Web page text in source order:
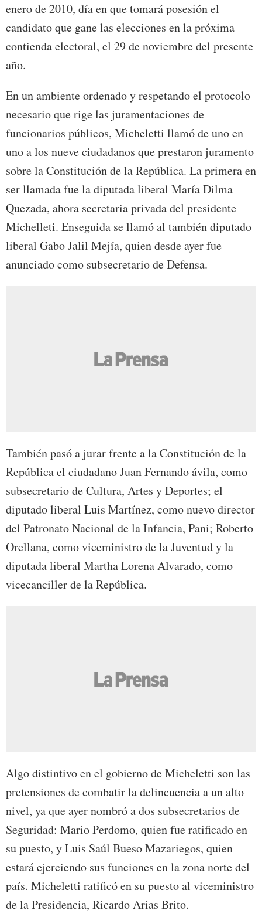
enero de 2010, día en que tomará posesión el
candidato que gane las elecciones en la próxima
contienda electoral, el 29 de noviembre del presente
año.
En un ambiente ordenado y respetando el protocolo
necesario que rige las juramentaciones de
funcionarios públicos, Micheletti llamó de uno en
uno a los nueve ciudadanos que prestaron juramento
sobre la Constitución de la República. La primera en
ser llamada fue la diputada liberal María Dilma
Quezada, ahora secretaria privada del presidente
Michelleti. Enseguida se llamó al también diputado
liberal Gabo Jalil Mejía, quien desde ayer fue
anunciado como subsecretario de Defensa.
También pasó a jurar frente a la Constitución de la
República el ciudadano Juan Fernando ávila, como
subsecretario de Cultura, Artes y Deportes; el
diputado liberal Luis Martínez, como nuevo director
del Patronato Nacional de la Infancia, Pani; Roberto
Orellana, como viceministro de la Juventud y la
diputada liberal Martha Lorena Alvarado, como
vicecanciller de la República.
Algo distintivo en el gobierno de Micheletti son las
pretensiones de combatir la delincuencia a un alto
nivel, ya que ayer nombró a dos subsecretarios de
Seguridad: Mario Perdomo, quien fue ratificado en
su puesto, y Luis Saúl Bueso Mazariegos, quien
estará ejerciendo sus funciones en la zona norte del
país. Micheletti ratificó en su puesto al viceministro
de la Presidencia, Ricardo Arias Brito.